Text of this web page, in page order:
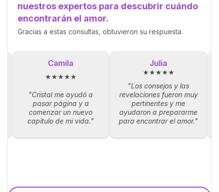
nuestros expertos para descubrir cuándo
encontrarán el amor.
Gracias a estas consultas, obtuvieron su respuesta.
Camila
★★★★★
"Cristal me ayudó a
pasar página y a
comenzar un nuevo
capítulo de mi vida."
Julia
★★★★★
"Los consejos y las
revelaciones fueron muy
pertinentes y me
ayudaron a prepararme
para encontrar el amor."